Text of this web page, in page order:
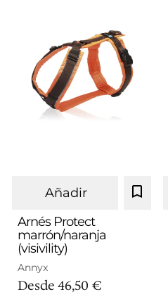
XS S
Añadir
Arnés Protect
marrón/naranja
(visivility)
Annyx
Desde 46,50 €